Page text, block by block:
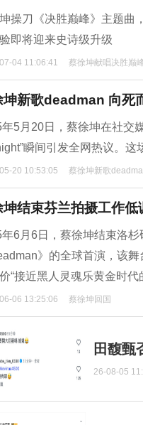
操刀《决胜巅峰》主题曲
即将迎来史诗级升级
04 11:06:41 蔡徐坤献唱决胜巅
坤新歌deadman 向死
5月20日，蔡徐坤在社交
瞬间引发全网热议。
20 10:53:05 蔡徐坤新歌
坤结束芬兰拍摄工作低
年6月6日，蔡徐坤结束洛
》的全球首演，该
“接近黑人灵魂乐黄金时代
06 13:25:06 蔡徐坤回国
田馥甄
26-08-05